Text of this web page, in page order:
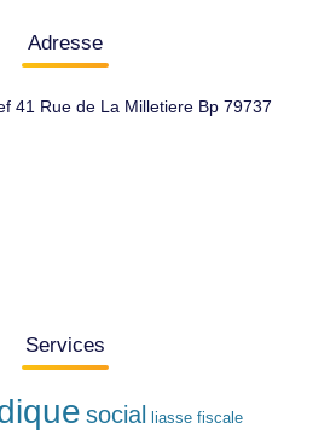
Adresse
41 Rue de La Milletiere Bp 79737
Services
social liasse fiscale